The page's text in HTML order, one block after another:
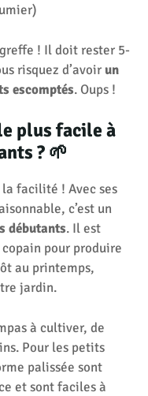
! Il doit rester 5-
risquez d’avoirun
escomptés. Oups !
plus facile à
? 🌱
facilité ! Avec ses
c’est un
débutants. Il est
pour produire
au printemps,
jardin.
à cultiver, de
Pour les petits
palissée sont
et sont faciles à